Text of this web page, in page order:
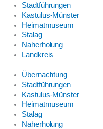
Stadtführungen
Kastulus-Münster
Heimatmuseum
Stalag
Naherholung
Landkreis
Übernachtung
Stadtführungen
Kastulus-Münster
Heimatmuseum
Stalag
Naherholung